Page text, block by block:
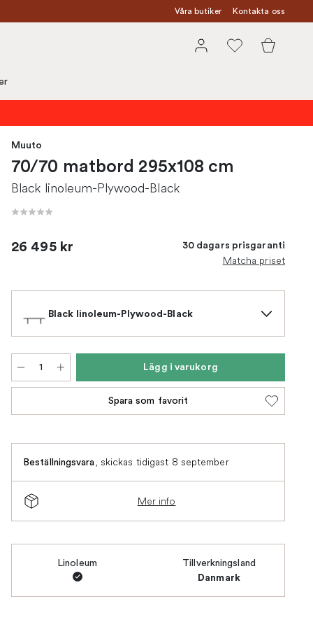
Våra butiker Kontakta oss
Muuto
70/70 matbord 295x108 cm
Black linoleum-Plywood-Black
26 495 kr 30 dagars prisgaranti
Matcha priset
Black linoleum-Plywood-Black
Lägg i varukorg
Spara som favorit
Beställningsvara, skickas tidigast 8 september
Mer info
Linoleum Tillverkningsland
Danmark